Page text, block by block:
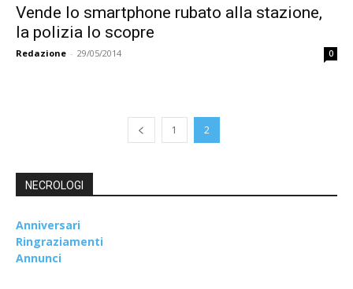
Vende lo smartphone rubato alla stazione,
la polizia lo scopre
Redazione - 29/05/2014 0
1 2
NECROLOGI
Anniversari
Ringraziamenti
Annunci